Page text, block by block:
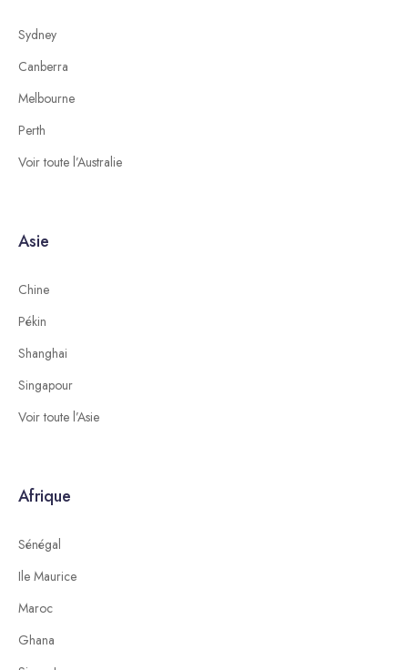
Sydney
Canberra
Melbourne
Perth
Voir toute l’Australie
Asie
Chine
Pékin
Shanghai
Singapour
Voir toute l’Asie
Afrique
Sénégal
Ile Maurice
Maroc
Ghana